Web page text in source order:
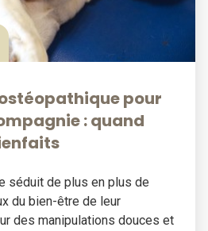
pour
: quand
séduit de plus en plus de
du bien-être de leur
des manipulations douces et